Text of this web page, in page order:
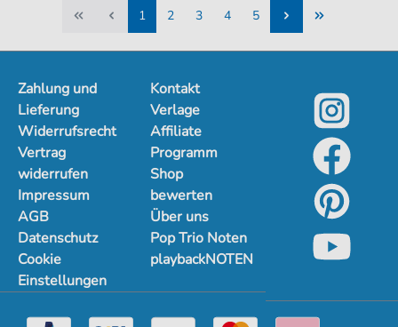
1
2
3
4
5
Zahlung und
Lieferung
Widerrufsrecht
Vertrag
widerrufen
Impressum
AGB
Datenschutz
Cookie
Einstellungen
Kontakt
Verlage
Affiliate
Programm
Shop
bewerten
Über uns
Pop Trio Noten
playbackNOTEN